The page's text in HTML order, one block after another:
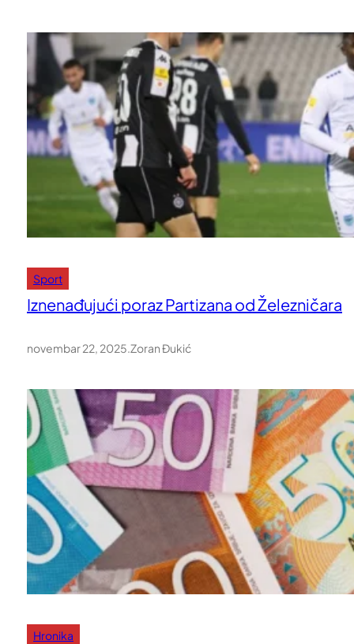
Sport
Iznenađujući poraz Partizana od Železničara
novembar 22, 2025.Zoran Đukić
Hronika